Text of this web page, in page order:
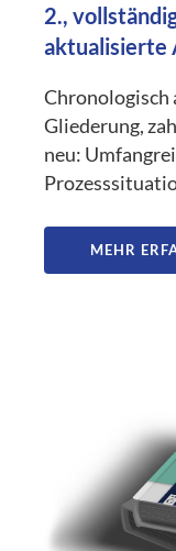
2.,
aktualisierte
Chronologisch
Gliederung,
neu:
MEHR